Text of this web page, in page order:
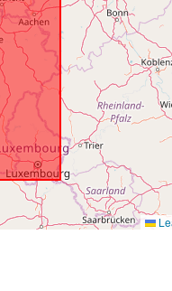
Temporal
coverage: